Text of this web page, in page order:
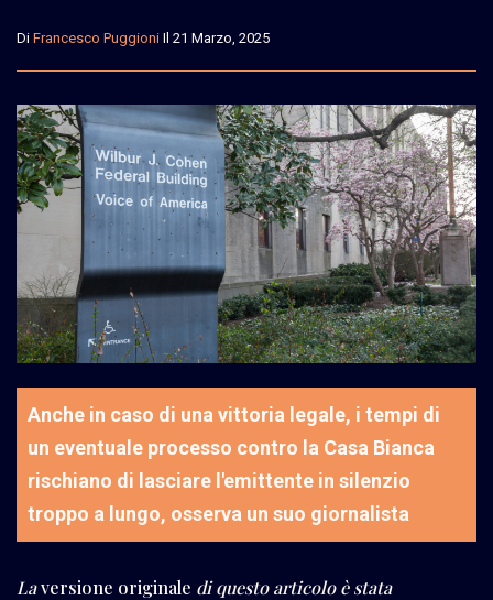
Di Francesco Puggioni Il 21 Marzo, 2025
Anche in caso di una vittoria legale, i tempi di
un eventuale processo contro la Casa Bianca
rischiano di lasciare l'emittente in silenzio
troppo a lungo, osserva un suo giornalista
Laversione originale di questo articolo è stata